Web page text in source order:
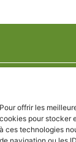
Pour offrir les
cookies pour stocker
à ces technologies